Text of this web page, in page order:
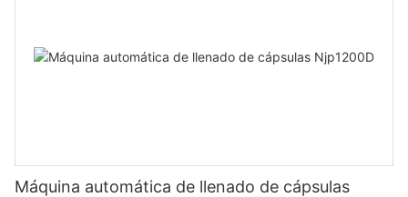
Máquina automática de llenado de cápsulas